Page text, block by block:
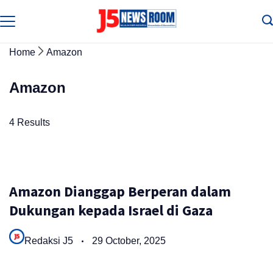
to
Home Amazon
Amazon
4 Results
Amazon Dianggap Berperan dalam
Dukungan kepada Israel di Gaza
Redaksi J5 29 October, 2025